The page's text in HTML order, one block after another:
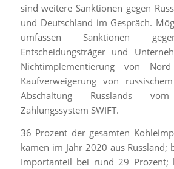
sind weitere Sanktionen gegen
und Deutschland im Gespräch.
umfassen Sanktionen
Entscheidungsträger und
Nichtimplementierung von
Kaufverweigerung von
Abschaltung Russlands vom
Zahlungssystem SWIFT.
36 Prozent der gesamten
kamen im Jahr 2020 aus Russland;
Importanteil bei rund 29 Prozent;